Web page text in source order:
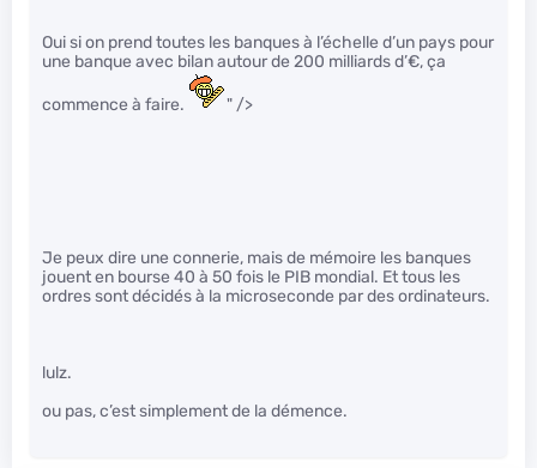
Oui si on prend toutes les banques à l’échelle d’un pays pour
une banque avec bilan autour de 200 milliards d’€, ça
commence à faire. " />
Je peux dire une connerie, mais de mémoire les banques
jouent en bourse 40 à 50 fois le PIB mondial. Et tous les
ordres sont décidés à la microseconde par des ordinateurs.
lulz.
ou pas, c’est simplement de la démence.